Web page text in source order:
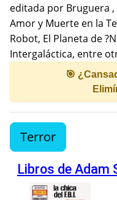
editada por Bruguera
Amor y Muerte en la
Robot, El Planeta de
Intergaláctica, entre
🎯
Terror
Libros de Adam